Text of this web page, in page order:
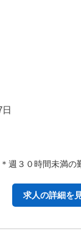
日
週３０時間未満
求人の詳細を